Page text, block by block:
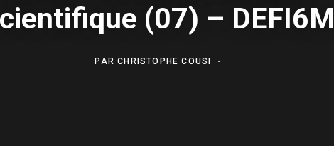
(07) – DEFI6M
PARCHRISTOPHE COUSI